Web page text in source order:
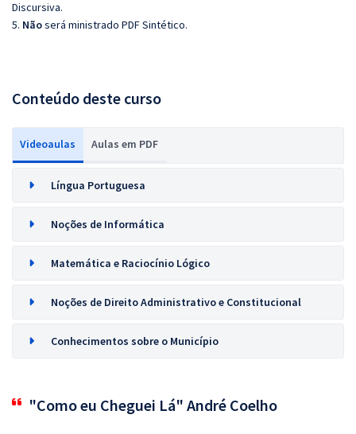
Discursiva.
5. Nãoserá ministrado PDF Sintético.
Conteúdo deste curso
Videoaulas Aulas em PDF
Língua Portuguesa
Noções de Informática
Matemática e Raciocínio Lógico
Noções de Direito Administrativo e Constitucional
Conhecimentos sobre o Município
"Como eu Cheguei Lá" André Coelho